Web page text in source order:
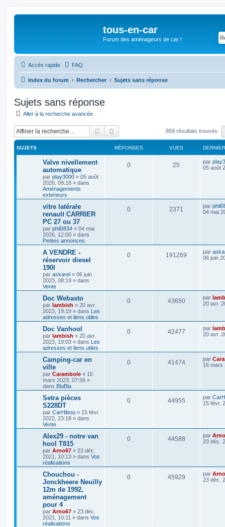
tous-en-car
Forum des aménageurs de car !
Accès rapide FAQ
Index du forum Rechercher Sujets sans réponse
Sujets sans réponse
Aller à la recherche avancée
RechercherRecherche avancée859 résultats trouvés
SUJETS RÉPONSES VUES
Valve nivellement
automatique
par play3000 » 05 août
2026, 09:18 » dans
Aménagements
exterieurs
0 25 par
05 août
vitre latérale
renault CARRIER
PC 27 ou 37
par phil0834 » 04 mai
2026, 12:00 » dans
Petites annonces
0 2371 par
04 mai
A VENDRE -
réservoir diesel
190l
par askarel » 06 juin
2023, 08:19 » dans
Vente
0 191269 par
06 juin
Doc Webasto
par lambish » 20 avr.
2023, 19:19 » dans Les
adresses et liens utiles
0 43650 par
20 avr.
Doc Vanhool
par lambish » 20 avr.
2023, 19:03 » dans Les
adresses et liens utiles
0 42477 par
20 avr.
Camping-car en
ville
par Carambole » 16
mars 2023, 07:56 »
dans BlaBla
0 41474 par
16 mars
Setra pièces
S228DT
par CarHibou » 15 févr.
2022, 23:18 » dans
Vente
0 44955 par
15 févr.
Alex29 - notre van
hool T815
par Arno67 » 23 déc.
2021, 10:13 » dans Vos
réalisations
0 44588 par
23 déc.
Chouchou -
Jonckheere Neuilly
12m de 1992,
aménagement
pour 4
par Arno67 » 23 déc.
2021, 10:11 » dans Vos
réalisations
0 45929 par
23 déc.